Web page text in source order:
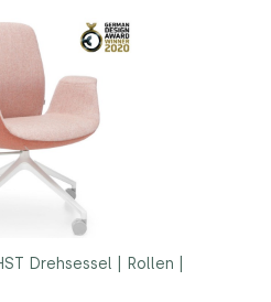
Drehsessel | Rollen |